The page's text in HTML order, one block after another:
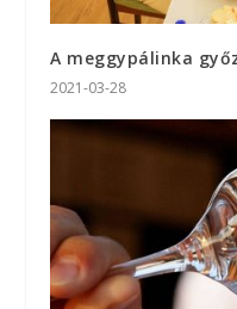
A meggypálinka
2021-03-28